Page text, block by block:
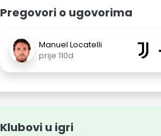
Pregovori o ugovorima
Manuel Locatelli
prije 110d
Klubovi u igri